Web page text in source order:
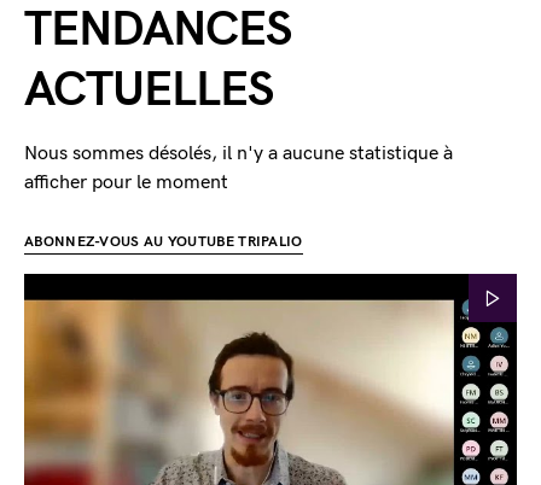
TENDANCES
ACTUELLES
Nous sommes désolés, il n'y a aucune statistique à
afficher pour le moment
ABONNEZ-VOUS AU YOUTUBE TRIPALIO